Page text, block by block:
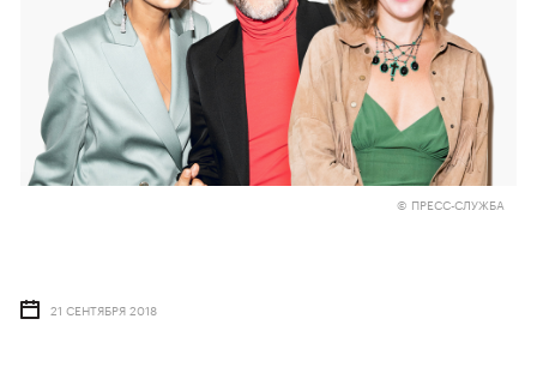
© ПРЕСС-СЛУЖБА
21 СЕНТЯБРЯ 2018